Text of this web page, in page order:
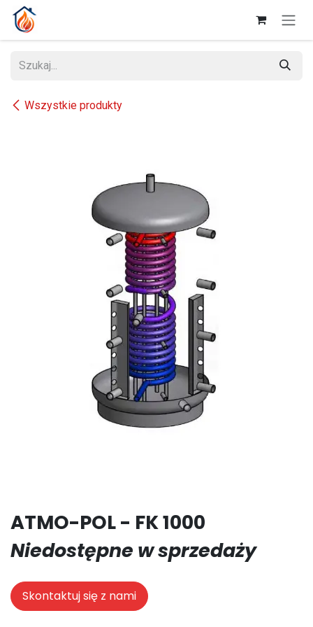
Przejdź do zawartości
Wszystkie produkty
ATMO-POL - FK 1000
Niedostępne w sprzedaży
Skontaktuj się z nami